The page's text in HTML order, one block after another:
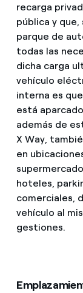
recarga
pública y que,
parque de
todas las
dicha carga
vehículo
interna es
está
además de
X Way,
en
hoteles,
comerciales,
vehículo al
gestiones.